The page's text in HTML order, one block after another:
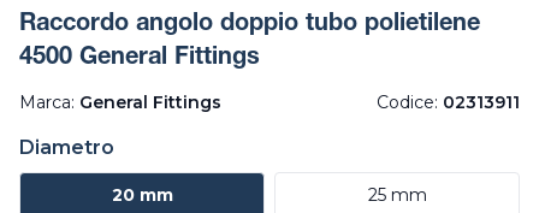
Raccordo angolo doppio tubo polietilene
4500 General Fittings
Marca: General Fittings Codice: 02313911
Diametro
20 mm 25 mm